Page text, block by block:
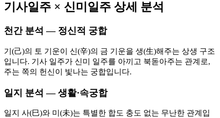
기사일주 × 신미 일주 상세 분석
천간 분석 — 정신적 궁합
기(己)의 토 기운이 신(辛)의 금 기운을 생(生)해주는 상생 구조
입니다. 기사 일주가 신미 일주를 아끼고 북돋아주는 관계로,
주는 쪽의 헌신이 빛나는 궁합입니다.
일지 분석 — 생활·속궁합
일지 사(巳)와 미(未)는 특별한 합도 충도 없는 무난한 관계입